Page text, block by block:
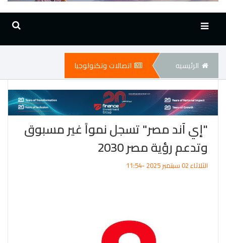
الرئيسيه اتصالات وتكنولوجيا
"إي آند مصر" تسجل نمواً غير مسبوق
وتدعم رؤية مصر 2030
الثلاثاء 02 سبتمبر 2025 -11:54